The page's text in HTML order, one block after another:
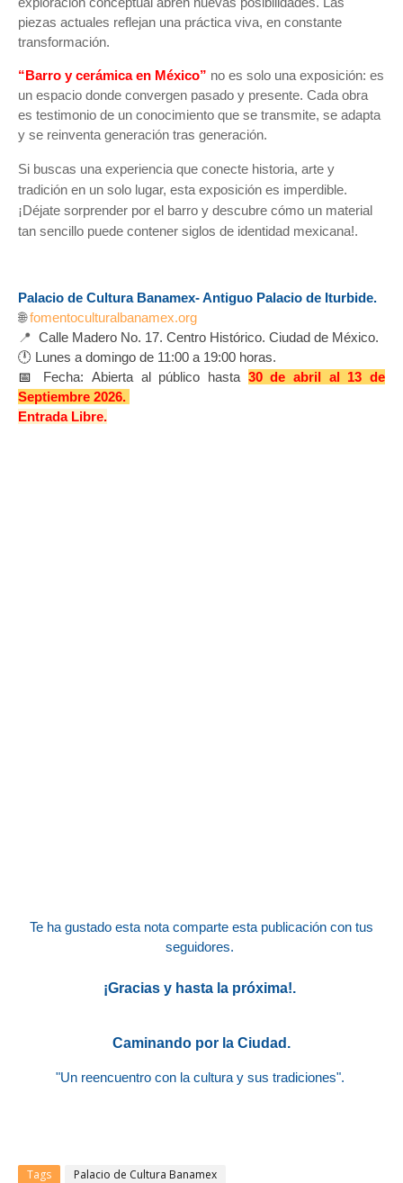
piezas actuales reflejan una práctica viva, en constante
transformación.
“Barro y cerámica en México” no es solo una exposición: es
un espacio donde convergen pasado y presente. Cada obra
es testimonio de un conocimiento que se transmite, se adapta
y se reinventa generación tras generación.
Si buscas una experiencia que conecte historia, arte y
tradición en un solo lugar, esta exposición es imperdible.
¡Déjate sorprender por el barro y descubre cómo un material
tan sencillo puede contener siglos de identidad mexicana!.
Palacio de Cultura Banamex- Antiguo Palacio de Iturbide.
🌐 fomentoculturalbanamex.org
📍 Calle Madero No. 17. Centro Histórico. Ciudad de México.
🕛 Lunes a domingo de 11:00 a 19:00 horas.
📅 Fecha: Abierta al público hasta 30de abril al 13 de
Septiembre 2026.
Entrada Libre.
Te ha gustado esta nota comparte esta publicación con tus
seguidores.
¡Gracias y hasta la próxima!.
Caminando por la Ciudad.
"Un reencuentro con la cultura y sus tradiciones".
Tags Palacio de Cultura Banamex